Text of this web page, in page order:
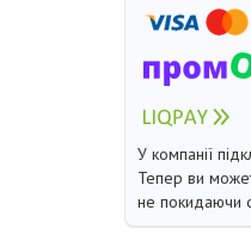
У компанії
Тепер ви
не покидаючи